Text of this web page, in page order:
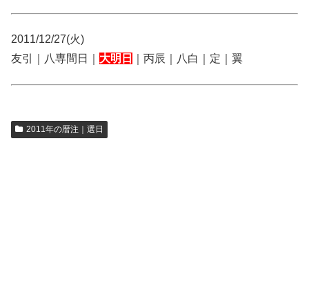
2011/12/27(火)
友引｜八専間日｜ 大明日 ｜丙辰｜八白｜定｜翼
2011年の暦注｜選日